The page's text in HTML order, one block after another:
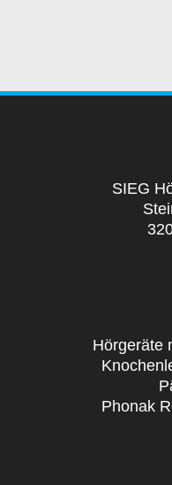
SIEG
Hörgeräte
Phonak